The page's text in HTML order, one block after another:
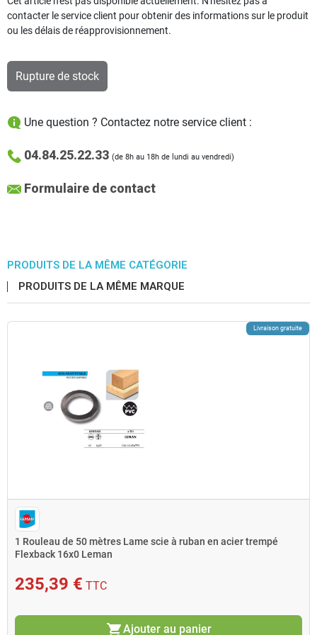
contacter le service client pour obtenir des informations sur le produit
ou les délais de réapprovisionnement.
Rupture de stock
Une question ? Contactez notre service client :
04.84.25.22.33 (de 8h au 18h de lundi au vendredi)
Formulaire de contact
PRODUITS DE LA MÊME CATÉGORIE
PRODUITS DE LA MÊME MARQUE
Livraison gratuite
1 Rouleau de 50 mètres Lame scie à ruban en acier trempé
Flexback 16x0 Leman
235,39 € TTC
shopping_cartAjouter au panier